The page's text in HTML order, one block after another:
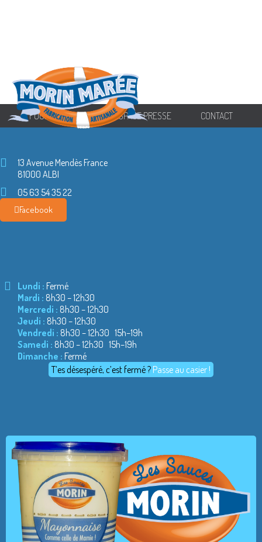
FOURNISSEURS ESPACE PRESSE CONTACT
13 Avenue Mendès France
81000 ALBI
05 63 54 35 22
Facebook
Lundi : Fermé
Mardi : 8h30 – 12h30
Mercredi : 8h30 – 12h30
Jeudi : 8h30 – 12h30
Vendredi : 8h30 – 12h30 15h–19h
Samedi : 8h30 – 12h30 15h–19h
Dimanche : Fermé
T’es désespéré, c’est fermé ? Passe au casier !